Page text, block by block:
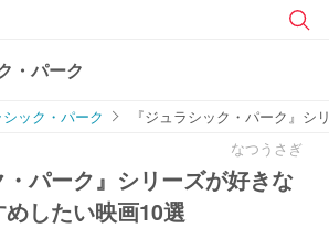
・パーク
ック・パーク
『ジュラシック・パーク』
なつうさぎ
・パーク』シリーズが好きな
したい映画10選